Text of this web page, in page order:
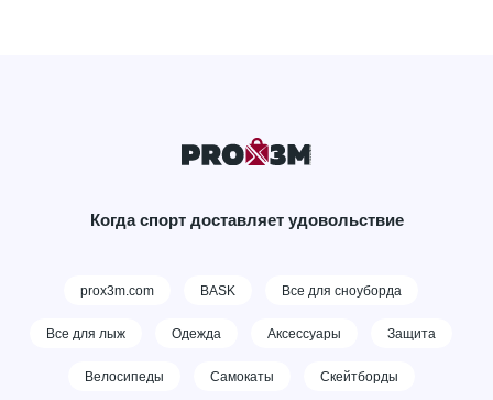
Когда спорт доставляет удовольствие
prox3m.com BASK Все для сноуборда
Все для лыж Одежда Аксессуары Защита
Велосипеды Самокаты Скейтборды